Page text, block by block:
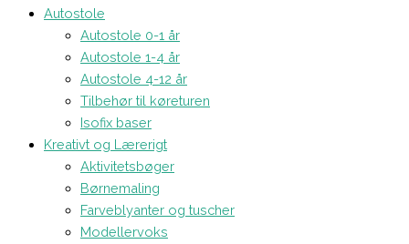
Autostole
Autostole 0-1 år
Autostole 1-4 år
Autostole 4-12 år
Tilbehør til køreturen
Isofix baser
Kreativt og Lærerigt
Aktivitetsbøger
Børnemaling
Farveblyanter og tuscher
Modellervoks